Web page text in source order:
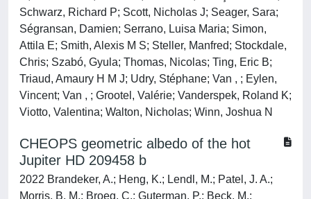
Schwarz, Richard P; Scott, Nicholas J; Seager, Sara;
Ségransan, Damien; Serrano, Luisa Maria; Simon,
Attila E; Smith, Alexis M S; Steller, Manfred; Stockdale,
Chris; Szabó, Gyula; Thomas, Nicolas; Ting, Eric B;
Triaud, Amaury H M J; Udry, Stéphane; Van , ; Eylen,
Vincent; Van , ; Grootel, Valérie; Vanderspek, Roland K;
Viotto, Valentina; Walton, Nicholas; Winn, Joshua N
CHEOPS geometric albedo of the hot
Jupiter HD 209458 b
2022 Brandeker, A.; Heng, K.; Lendl, M.; Patel, J. A.;
Morris, B. M.; Broeg, C.; Guterman, P.; Beck, M.;